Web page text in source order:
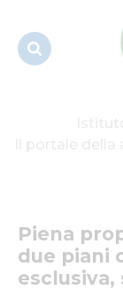
esclusiva,
sit...
Piena
due piani
esclusiva,